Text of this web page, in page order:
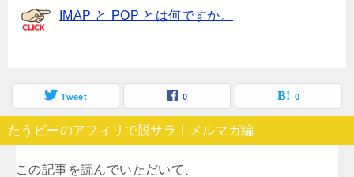
IMAP と POP とは何ですか。
Tweet 0 0
たうビーのアフィリで脱サラ！メルマガ編
この記事を読んでいただいて、